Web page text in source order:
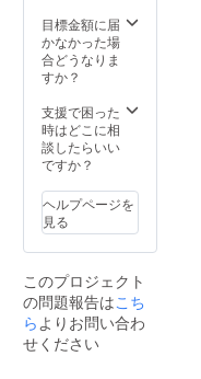
目標金額に届
かなかった場
合どうなりま
すか？
支援で困った
時はどこに相
談したらいい
ですか？
ヘルプページを
見る
このプロジェクト
の問題報告はこち
らよりお問い合わ
せください